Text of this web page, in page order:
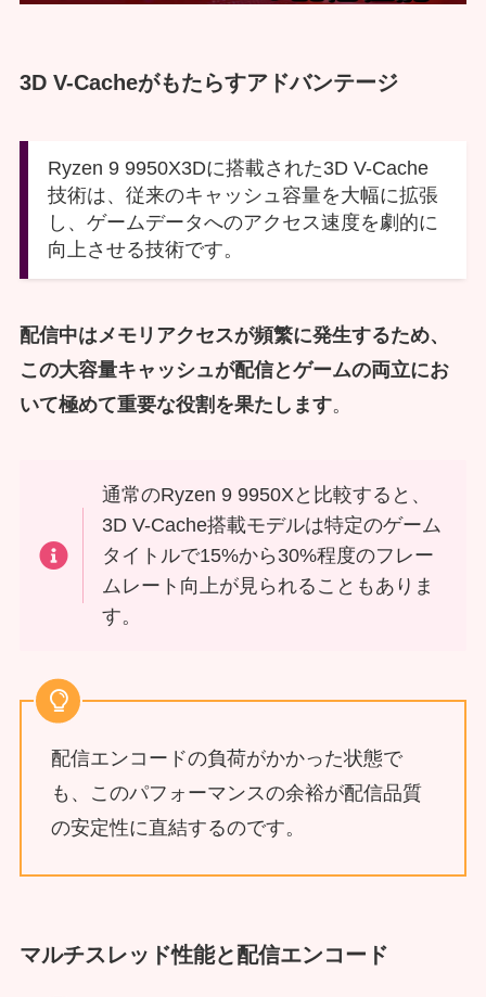
3D V-Cacheがもたらすアドバンテージ
Ryzen 9 9950X3Dに搭載された3D V-Cache
技術は、従来のキャッシュ容量を大幅に拡張
し、ゲームデータへのアクセス速度を劇的に
向上させる技術です。
配信中はメモリアクセスが頻繁に発生するため、
この大容量キャッシュが配信とゲームの両立にお
いて極めて重要な役割を果たします。
通常のRyzen 9 9950Xと比較すると、
3D V-Cache搭載モデルは特定のゲーム
タイトルで15%から30%程度のフレー
ムレート向上が見られることもありま
す。
配信エンコードの負荷がかかった状態で
も、このパフォーマンスの余裕が配信品質
の安定性に直結するのです。
マルチスレッド性能と配信エンコード